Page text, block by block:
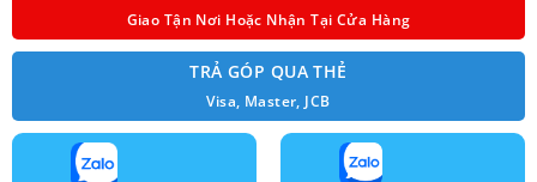
Giao Tận Nơi Hoặc Nhận Tại Cửa Hàng
TRẢ GÓP QUA THẺ
Visa, Master, JCB